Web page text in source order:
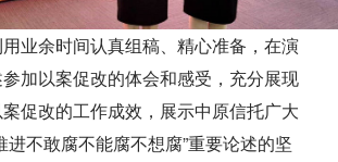
业余时间认真组稿、精心准备，在演
加以案促改的体会和感受，充分展现
促改的工作成效，展示中原信托广大
进不敢腐不能腐不想腐”重要论述的坚